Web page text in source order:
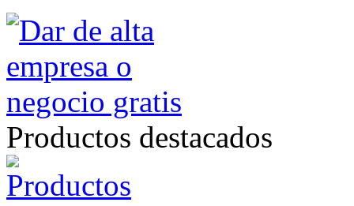
Productos destacados